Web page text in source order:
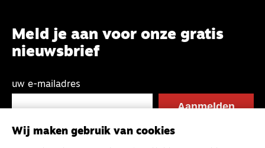
Meld je aan voor onze gratis
nieuwsbrief
uw e-mailadres
Wij maken gebruik van cookies